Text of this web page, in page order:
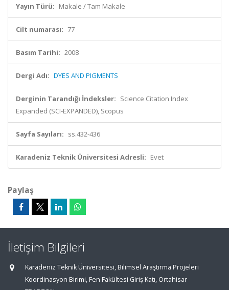
Yayın Türü: Makale / Tam Makale
Cilt numarası: 77
Basım Tarihi: 2008
Dergi Adı: DYES AND PIGMENTS
Derginin Tarandığı İndeksler: Science Citation Index
Expanded (SCI-EXPANDED), Scopus
Sayfa Sayıları: ss.432-436
Karadeniz Teknik Üniversitesi Adresli: Evet
Paylaş
İletişim Bilgileri
Karadeniz Teknik Üniversitesi, Bilimsel Araştırma Projeleri
Koordinasyon Birimi, Fen Fakültesi Giriş Katı, Ortahisar